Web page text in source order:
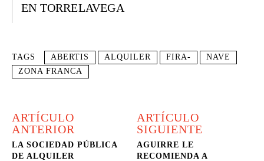
EN TORRELAVEGA
TAGS ABERTIS ALQUILER FIRA-
NAVE
ZONA FRANCA
ARTÍCULO
ANTERIOR
LA SOCIEDAD PÚBLICA
DE ALQUILER
ARTÍCULO
SIGUIENTE
AGUIRRE LE
RECOMIENDA A